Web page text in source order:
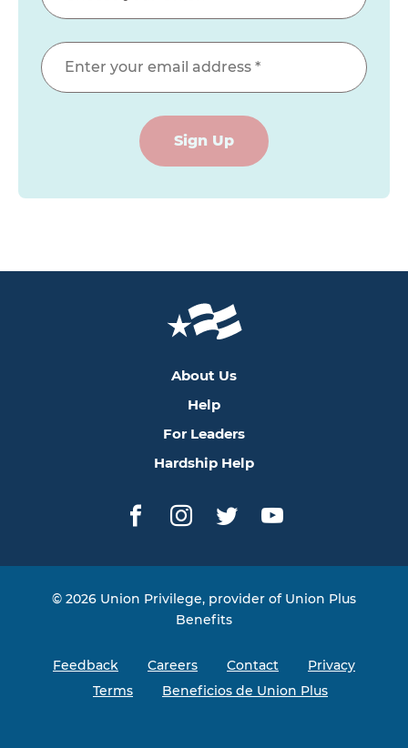
Sign Up
About Us
Help
For Leaders
Hardship Help
Facebook
Instagram
TwitterYouTube
© 2026 Union Privilege, provider of Union Plus
Benefits
Feedback Careers Contact
Privacy
Terms
Beneficios de Union Plus